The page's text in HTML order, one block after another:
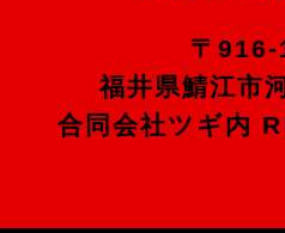
〒916-
福井県鯖江市
合同会社ツギ内